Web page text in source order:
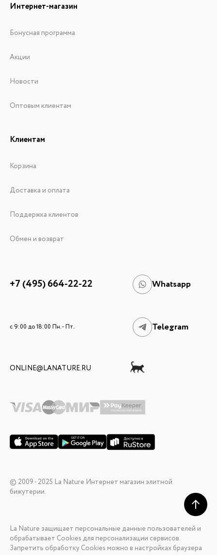
Интернет-магазин
Бонусная программа
Акции
Новости
Оптовым клиентам
Клиентам
Корзина
Доставка и оплата
Поддержка клиентов
Обмен и возврат
+7 (495) 664-22-22 Whatsapp
c 9:00 до 18:00 Пн. - Пт. Telegram
ONLINE@LANATURE.RU
© 2009 - 2025 La Nature Интернет магазин элитной
бижутерии.
La Nature защищает персональные данные пользователей и
обрабатывает Cookies для персонализации сервисов.
Запретить обработку Cookies можно в настройках браузера